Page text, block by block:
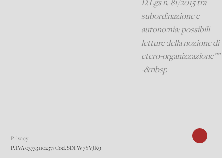
Privacy
P. IVA 03733110237/ Cod. SDI W7YVJK9
D.Lgs n. 81/2015 tra
subordinazione e
autonomia: possibili
letture della nozione di
etero-organizzazione””
-&nbsp